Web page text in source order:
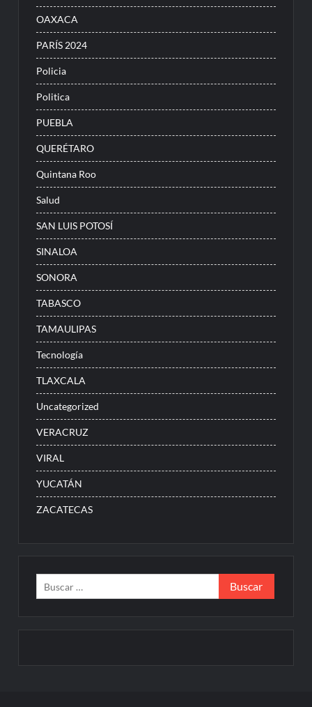
OAXACA
PARÍS 2024
Policia
Politica
PUEBLA
QUERÉTARO
Quintana Roo
Salud
SAN LUIS POTOSÍ
SINALOA
SONORA
TABASCO
TAMAULIPAS
Tecnología
TLAXCALA
Uncategorized
VERACRUZ
VIRAL
YUCATÁN
ZACATECAS
Buscar: